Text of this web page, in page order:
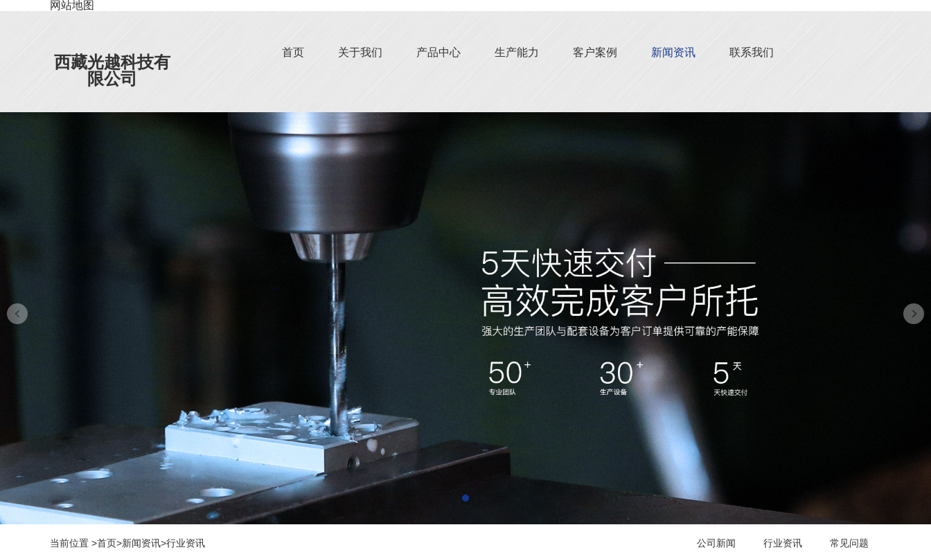
网站地图
西藏光越科技有
限公司
首页 关于我们 产品中心 生产能力 客户案例 新闻资讯 联系我们
当前位置 >首页>新闻资讯>行业资讯 公司新闻 行业资讯 常见问题